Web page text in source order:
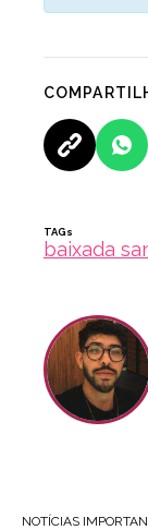
TAGs
baixada
NOTÍCIAS